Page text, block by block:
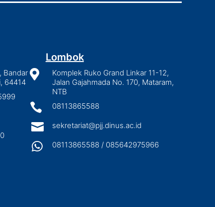
Bandar
64414
Lombok

Komplek Ruko Grand Linkar 11-12,
Jalan Gajahmada No. 170, Mataram,
NTB
 08113865588
 sekretariat@pjj.dinus.ac.id
 08113865588 / 085642975966